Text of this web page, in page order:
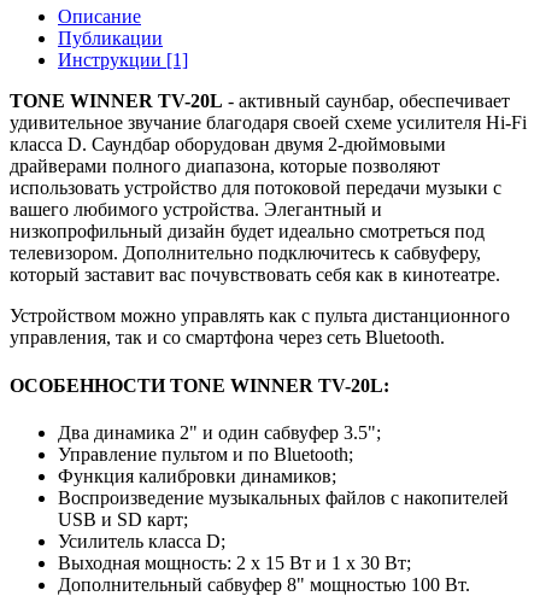
Описание
Публикации
Инструкции [1]
TONE WINNER TV-20L - активный саунбар, обеспечивает
удивительное звучание благодаря своей схеме усилителя Hi-Fi
класса D. Саундбар оборудован двумя 2-дюймовыми
драйверами полного диапазона, которые позволяют
использовать устройство для потоковой передачи музыки с
вашего любимого устройства. Элегантный и
низкопрофильный дизайн будет идеально смотреться под
телевизором. Дополнительно подключитесь к сабвуферу,
который заставит вас почувствовать себя как в кинотеатре.
Устройством можно управлять как с пульта дистанционного
управления, так и со смартфона через сеть Bluetooth.
ОСОБЕННОСТИ TONE WINNER TV-20L:
Два динамика 2" и один сабвуфер 3.5";
Управление пультом и по Bluetooth;
Функция калибровки динамиков;
Воспроизведение музыкальных файлов с накопителей
USB и SD карт;
Усилитель класса D;
Выходная мощность: 2 x 15 Вт и 1 x 30 Вт;
Дополнительный сабвуфер 8" мощностью 100 Вт.